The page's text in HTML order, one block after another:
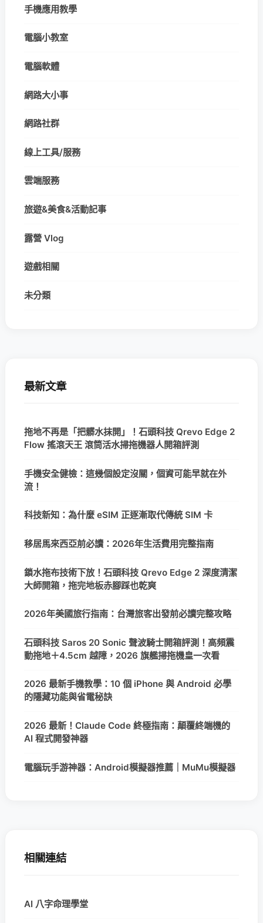
手機應用教學
電腦小教室
電腦軟體
網路大小事
網路社群
線上工具/服務
雲端服務
旅遊&美食&活動記事
露營 Vlog
遊戲相關
未分類
最新文章
拖地不再是「把髒水抹開」！石頭科技 Qrevo Edge 2
Flow 搖滾天王 滾筒活水掃拖機器人開箱評測
手機安全健檢：這幾個設定沒關，個資可能早就在外
流！
科技新知：為什麼 eSIM 正逐漸取代傳統 SIM 卡
移居馬來西亞前必讀：2026年生活費用完整指南
鎖水拖布技術下放！石頭科技 Qrevo Edge 2 深度清潔
大師開箱，拖完地板赤腳踩也乾爽
2026年美國旅行指南：台灣旅客出發前必讀完整攻略
石頭科技 Saros 20 Sonic 聲波騎士開箱評測！高頻震
動拖地＋4.5cm 越障，2026 旗艦掃拖機皇一次看
2026 最新手機教學：10 個 iPhone 與 Android 必學
的隱藏功能與省電秘訣
2026 最新！Claude Code 終極指南：顛覆終端機的
AI 程式開發神器
電腦玩手游神器：Android模擬器推薦｜MuMu模擬器
相關連結
AI 八字命理學堂